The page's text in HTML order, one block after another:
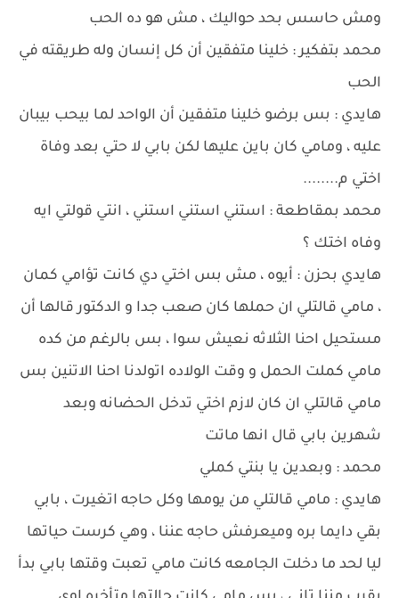
ومش حاسس بحد حواليك ، مش هو ده الحب
محمد بتفكير : خلينا متفقين أن كل إنسان وله طريقته في
الحب
هايدي : بس برضو خلينا متفقين أن الواحد لما بيحب بيبان
عليه ، ومامي كان باين عليها لكن بابي لا حتي بعد وفاة
اختي م........
محمد بمقاطعة : استني استني استني ، انتي قولتي ايه
وفاه اختك ؟
هايدي بحزن : أيوه ، مش بس اختي دي كانت تؤامي كمان
، مامي قالتلي ان حملها كان صعب جدا و الدكتور قالها أن
مستحيل احنا الثلاثه نعيش سوا ، بس بالرغم من كده
مامي كملت الحمل و وقت الولاده اتولدنا احنا الاتنين بس
مامي قالتلي ان كان لازم اختي تدخل الحضانه وبعد
شهرين بابي قال انها ماتت
محمد : وبعدين يا بنتي كملي
هايدي : مامي قالتلي من يومها وكل حاجه اتغيرت ، بابي
بقي دايما بره وميعرفش حاجه عننا ، وهي كرست حياتها
ليا لحد ما دخلت الجامعه كانت مامي تعبت وقتها بابي بدأ